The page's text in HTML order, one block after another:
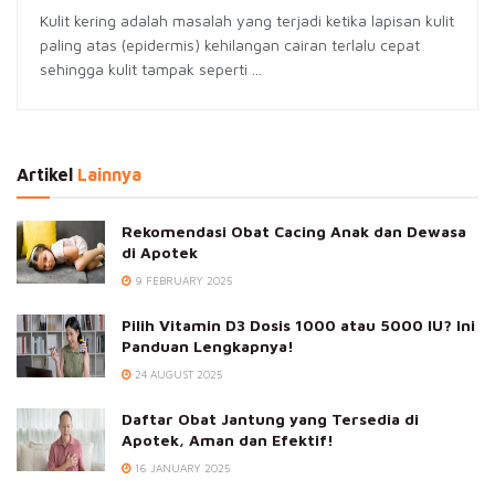
Kulit kering adalah masalah yang terjadi ketika lapisan kulit
paling atas (epidermis) kehilangan cairan terlalu cepat
sehingga kulit tampak seperti ...
Artikel Lainnya
Rekomendasi Obat Cacing Anak dan Dewasa
di Apotek
9 FEBRUARY 2025
Pilih Vitamin D3 Dosis 1000 atau 5000 IU? Ini
Panduan Lengkapnya!
24 AUGUST 2025
Daftar Obat Jantung yang Tersedia di
Apotek, Aman dan Efektif!
16 JANUARY 2025